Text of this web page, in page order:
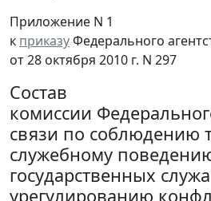
Приложение N 1
к приказуФедерального
от 28 октября 2010 г. N 297
Состав
комиссии
связи по соблюдению
служебному
государственных
урегулированию